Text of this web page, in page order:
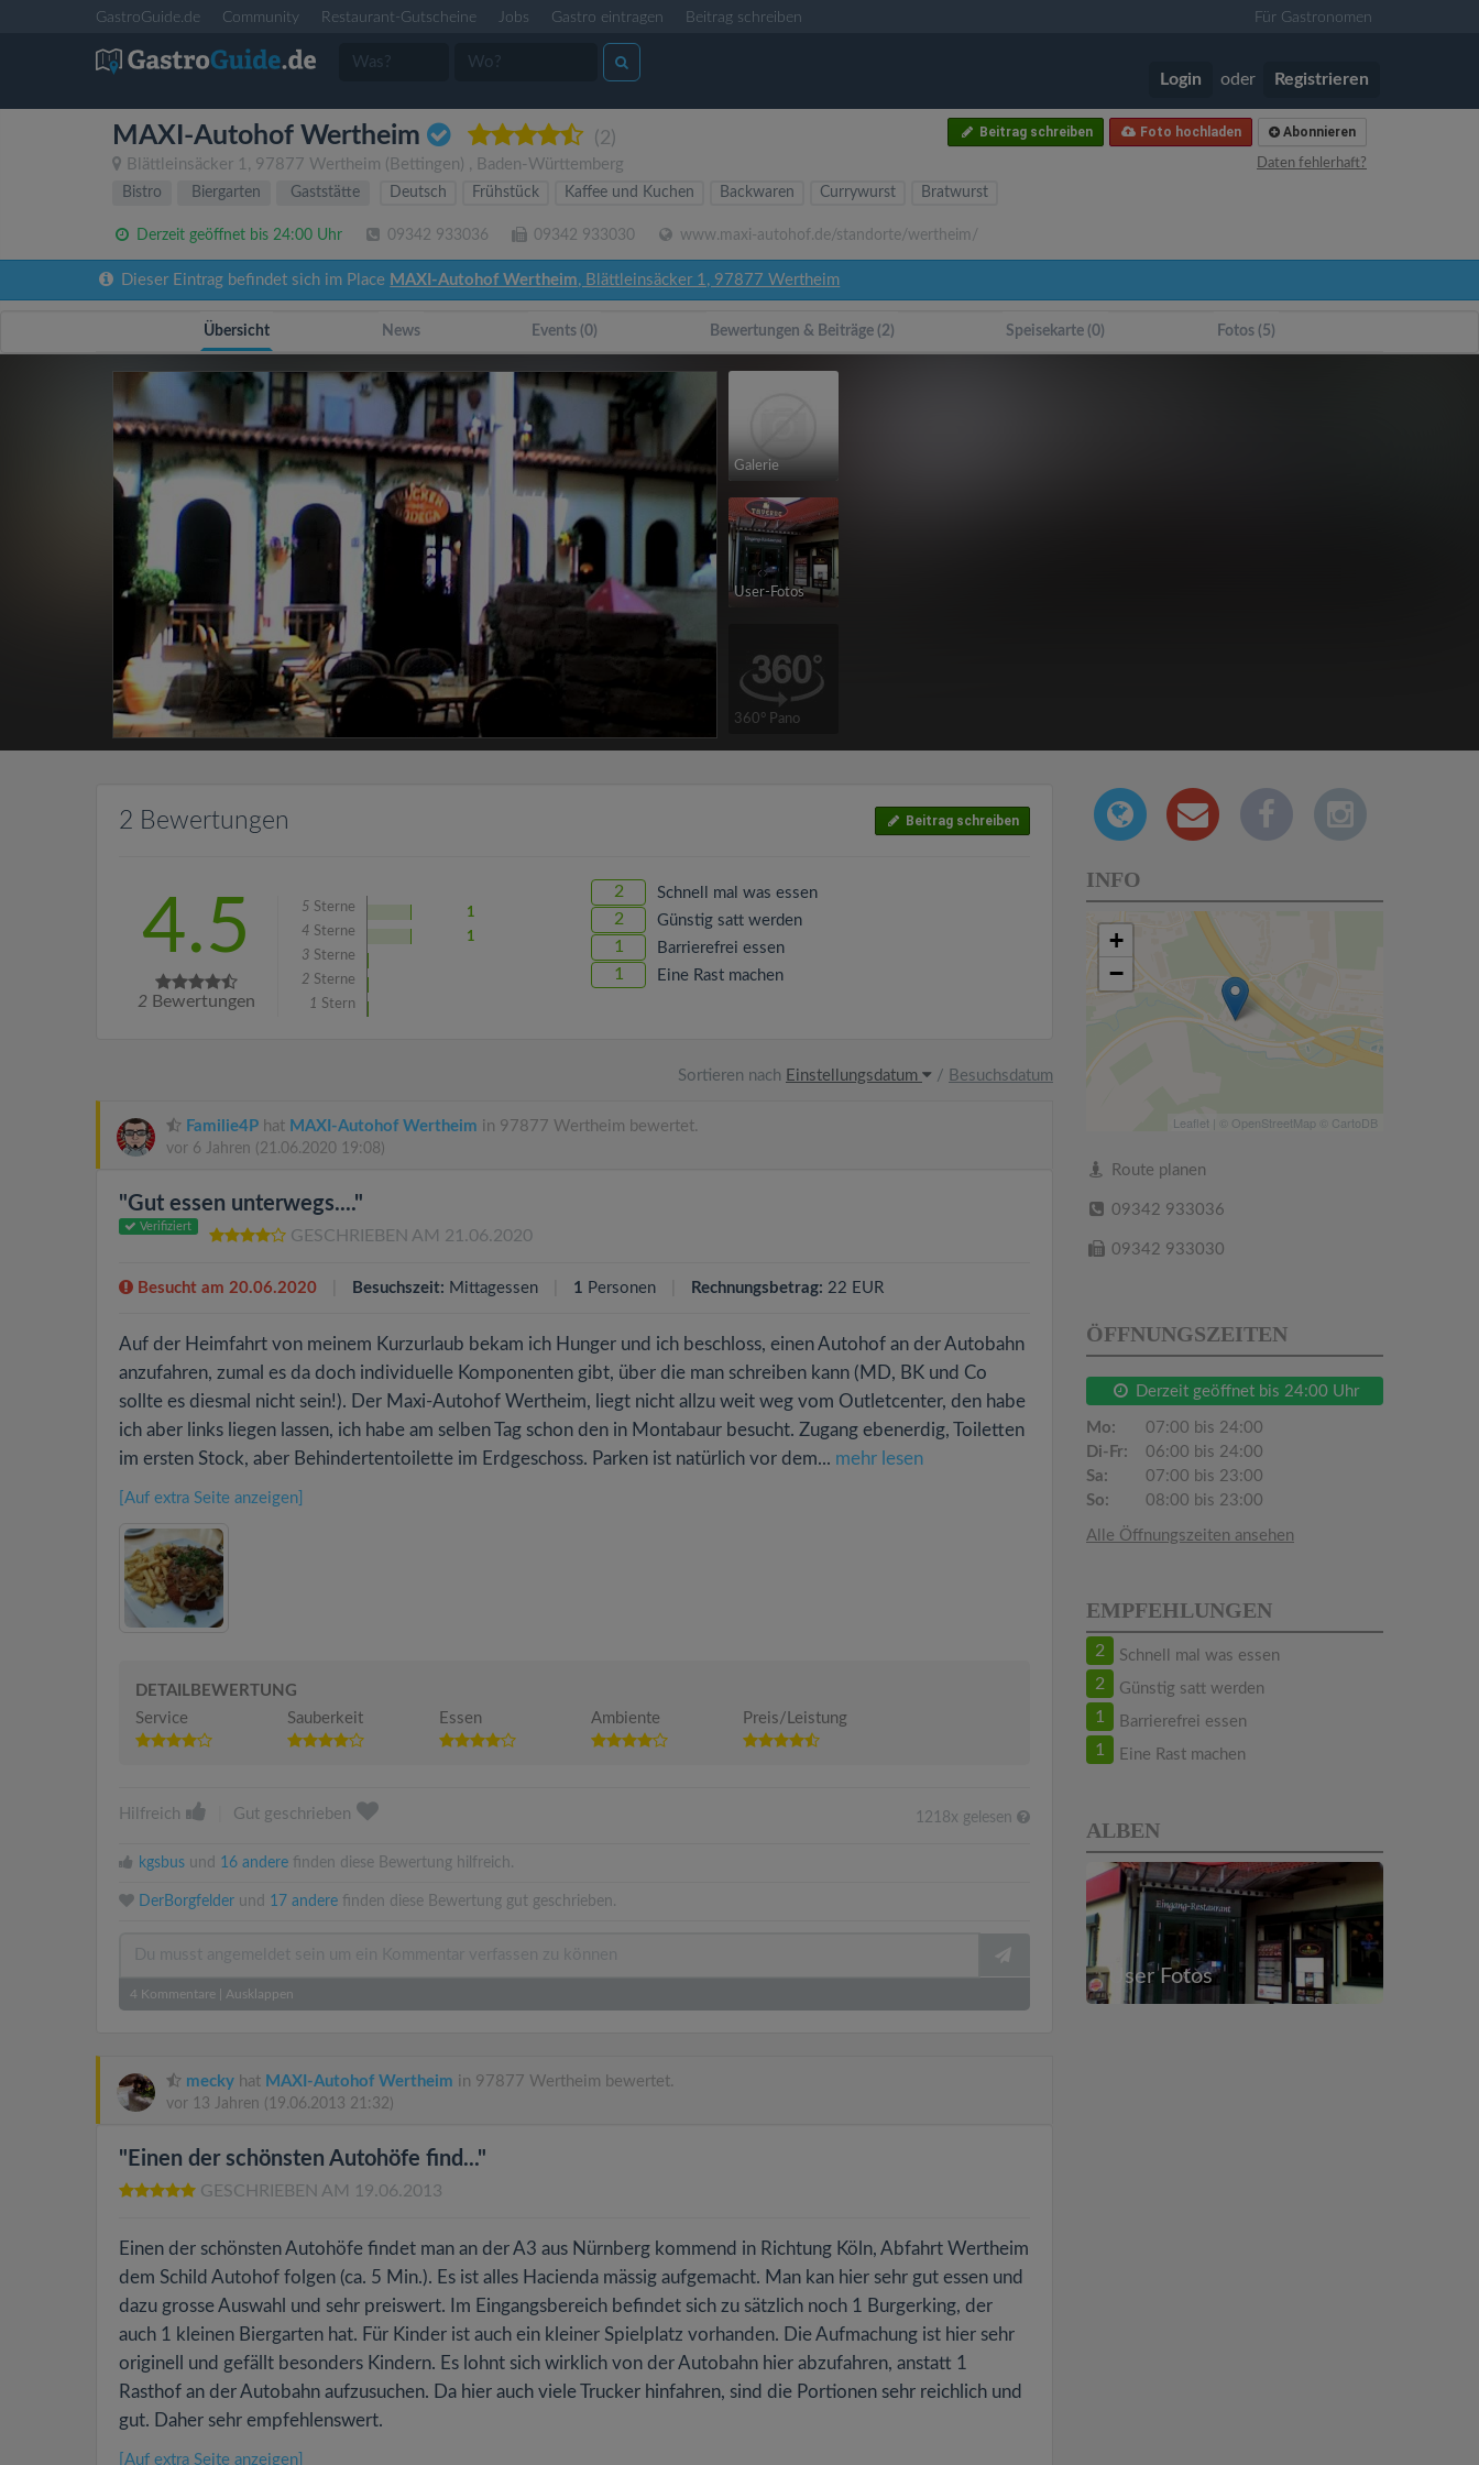
GastroGuide.de Community Restaurant-Gutscheine Jobs Gastro eintragen Beitrag schreiben Für Gastronomen
Login oder Registrieren
MAXI-Autohof Wertheim (2)
Blättleinsäcker 1 , 97877 Wertheim (Bettingen) , Baden-Württemberg
Abonnieren
Foto hochladen
Beitrag schreiben
Daten fehlerhaft?
Bistro Biergarten Gaststätte Deutsch Frühstück Kaffee und Kuchen Backwaren Currywurst Bratwurst
Derzeit geöffnet bis 24:00 Uhr 09342 933036 09342 933030 www.maxi-autohof.de/standorte/wertheim/
Dieser Eintrag befindet sich im Place MAXI-Autohof Wertheim, Blättleinsäcker 1, 97877 Wertheim
Übersicht News Events (0) Bewertungen & Beiträge (2) Speisekarte (0) Fotos (5)
Galerie
User-Fotos
360° Pano
2 Bewertungen Beitrag schreiben
4.5
2 Bewertungen
5 Sterne
1
4 Sterne
1
3 Sterne
2 Sterne
1 Stern
2 Schnell mal was essen
2 Günstig satt werden
1 Barrierefrei essen
1 Eine Rast machen
Sortieren nach Einstellungsdatum / Besuchsdatum
Familie4P hat MAXI-Autohof Wertheim in 97877 Wertheim bewertet.
vor 6 Jahren (21.06.2020 19:08)
"Gut essen unterwegs...."
Verifiziert
GESCHRIEBEN AM 21.06.2020
Besucht am 20.06.2020 Besuchszeit: Mittagessen 1 Personen Rechnungsbetrag: 22 EUR
Auf der Heimfahrt von meinem Kurzurlaub bekam ich Hunger und ich beschloss, einen Autohof an der Autobahn
anzufahren, zumal es da doch individuelle Komponenten gibt, über die man schreiben kann (MD, BK und Co
sollte es diesmal nicht sein!). Der Maxi-Autohof Wertheim, liegt nicht allzu weit weg vom Outletcenter, den habe
ich aber links liegen lassen, ich habe am selben Tag schon den in Montabaur besucht. Zugang ebenerdig, Toiletten
im ersten Stock, aber Behindertentoilette im Erdgeschoss. Parken ist natürlich vor dem... mehr lesen
[Auf extra Seite anzeigen]
DETAILBEWERTUNG
Service
Sauberkeit Essen Ambiente Preis/Leistung
Hilfreich Gut geschrieben 1218x gelesen
kgsbus und 16 andere finden diese Bewertung hilfreich.
DerBorgfelder und 17 andere finden diese Bewertung gut geschrieben.
4 Kommentare Ausklappen
mecky hat MAXI-Autohof Wertheim in 97877 Wertheim bewertet.
vor 13 Jahren (19.06.2013 21:32)
"Einen der schönsten Autohöfe find..."
GESCHRIEBEN AM 19.06.2013
Einen der schönsten Autohöfe findet man an der A3 aus Nürnberg kommend in Richtung Köln, Abfahrt Wertheim
dem Schild Autohof folgen (ca. 5 Min.). Es ist alles Hacienda mässig aufgemacht. Man kan hier sehr gut essen und
dazu grosse Auswahl und sehr preiswert. Im Eingangsbereich befindet sich zu sätzlich noch 1 Burgerking, der
auch 1 kleinen Biergarten hat. Für Kinder ist auch ein kleiner Spielplatz vorhanden. Die Aufmachung ist hier sehr
originell und gefällt besonders Kindern. Es lohnt sich wirklich von der Autobahn hier abzufahren, anstatt 1
Rasthof an der Autobahn aufzusuchen. Da hier auch viele Trucker hinfahren, sind die Portionen sehr reichlich und
gut. Daher sehr empfehlenswert.
[Auf extra Seite anzeigen]
INFO
+
−
Leaflet | © OpenStreetMap © CartoDB
Route planen
09342 933036
09342 933030
ÖFFNUNGSZEITEN
Derzeit geöffnet bis 24:00 Uhr
Mo:
07:00 bis 24:00
Di-Fr:
06:00 bis 24:00
Sa:
07:00 bis 23:00
So:
08:00 bis 23:00
Alle Öffnungszeiten ansehen
EMPFEHLUNGEN
2 Schnell mal was essen
2 Günstig satt werden
1 Barrierefrei essen
1 Eine Rast machen
ALBEN
User Fotos